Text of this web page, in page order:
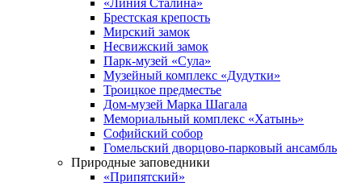
«Линия Сталина»
Брестская крепость
Мирский замок
Несвижский замок
Парк-музей «Сула»
Музейный комплекс «Дудутки»
Троицкое предместье
Дом-музей Марка Шагала
Мемориальный комплекс «Хатынь»
Софийский собор
Гомельский дворцово-парковый ансамбль
Природные заповедники
«Припятский»